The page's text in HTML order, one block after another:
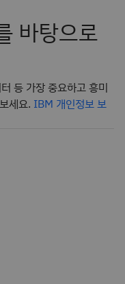
바탕으로
등 가장 중요하고 흥미
세요. IBM 개인정보 보